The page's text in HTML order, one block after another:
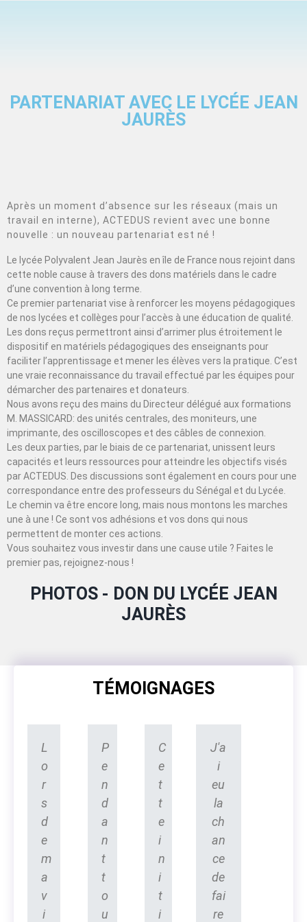
PARTENARIAT AVEC LE LYCÉE JEAN
JAURÈS
Après un moment d’absence sur les réseaux (mais un
travail en interne), ACTEDUS revient avec une bonne
nouvelle : un nouveau partenariat est né !
Le lycée Polyvalent Jean Jaurès en île de France nous rejoint dans
cette noble cause à travers des dons matériels dans le cadre
d’une convention à long terme.
Ce premier partenariat vise à renforcer les moyens pédagogiques
de nos lycées et collèges pour l’accès à une éducation de qualité.
Les dons reçus permettront ainsi d’arrimer plus étroitement le
dispositif en matériels pédagogiques des enseignants pour
faciliter l’apprentissage et mener les élèves vers la pratique. C’est
une vraie reconnaissance du travail effectué par les équipes pour
démarcher des partenaires et donateurs.
Nous avons reçu des mains du Directeur délégué aux formations
M. MASSICARD: des unités centrales, des moniteurs, une
imprimante, des oscilloscopes et des câbles de connexion.
Les deux parties, par le biais de ce partenariat, unissent leurs
capacités et leurs ressources pour atteindre les objectifs visés
par ACTEDUS. Des discussions sont également en cours pour une
correspondance entre des professeurs du Sénégal et du Lycée.
Le chemin va être encore long, mais nous montons les marches
une à une ! Ce sont vos adhésions et vos dons qui nous
permettent de monter ces actions.
Vous souhaitez vous investir dans une cause utile ? Faites le
premier pas, rejoignez-nous !
PHOTOS - DON DU LYCÉE JEAN
JAURÈS
TÉMOIGNAGES
L
o
r
s
d
e
m
a
v
i
P
e
n
d
a
n
t
t
o
u
C
e
t
t
e
i
n
i
t
i
J'a
i
eu
la
ch
an
ce
de
fai
re